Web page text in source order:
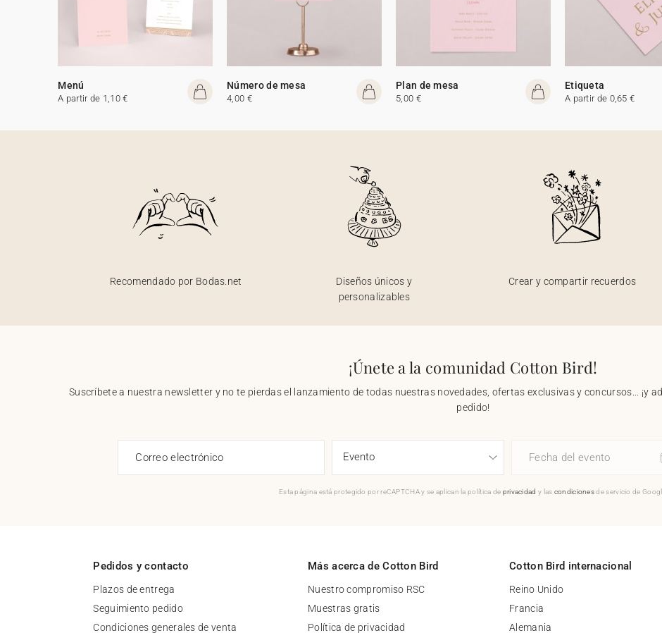
Menú
A partir de 1,10 €
Número de mesa
4,00 €
Plan de mesa
5,00 €
Etiqueta
A partir de 0,65 €
Recomendado por Bodas.net
Diseños únicos y
personalizables
Crear y compartir recuerdos
¡Únete a la comunidad Cotton Bird!
Suscríbete a nuestra newsletter y no te pierdas el lanzamiento de todas nuestras novedades, ofertas exclusivas y concursos... ¡y
pedido!
Correo electrónico Fecha del evento
Esta página está protegido por reCAPTCHA y se aplican la política de privacidad y las condicionesde servicio de
Pedidos y contacto
Plazos de entrega
Seguimiento pedido
Condiciones generales de venta
Más acerca de Cotton Bird
Nuestro compromiso RSC
Muestras gratis
Política de privacidad
Cotton Bird internacional
Reino Unido
Francia
Alemania